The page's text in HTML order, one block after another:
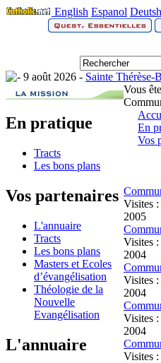
English Espanol Deutsh
9 août 2026 - Sainte Thérèse-
En pratique
Tracts
Les bons plans
Vos partenaires
L'annuaire
Tracts
Les bons plans
Masters et Ecoles
d’évangélisation
Théologie de la
Nouvelle
Evangélisation
L'annuaire
Vous
En
Vos
Visites
2005
Visites
2004
Visites
2004
Visites
2004
Visites